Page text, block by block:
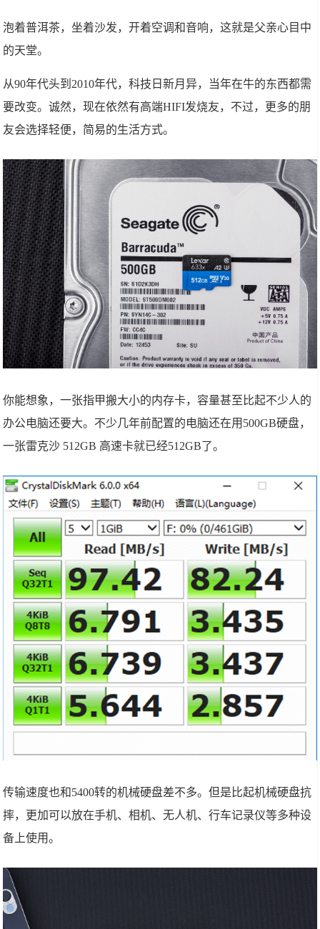
泡着普洱茶，坐着沙发，开着空调和音响，这就是父亲心目中
的天堂。
从90年代头到2010年代，科技日新月异，当年在牛的东西都需
要改变。诚然，现在依然有高端HIFI发烧友，不过，更多的朋
友会选择轻便，简易的生活方式。
你能想象，一张指甲搬大小的内存卡，容量甚至比起不少人的
办公电脑还要大。不少几年前配置的电脑还在用500GB硬盘，
一张雷克沙 512GB 高速卡就已经512GB了。
传输速度也和5400转的机械硬盘差不多。但是比起机械硬盘抗
摔，更加可以放在手机、相机、无人机、行车记录仪等多种设
备上使用。